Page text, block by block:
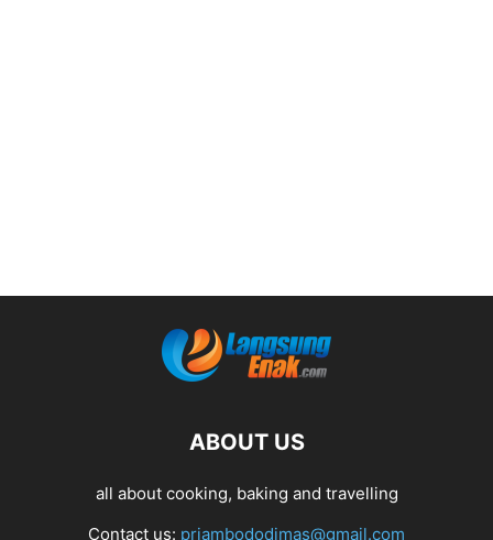
ABOUT US
all about cooking, baking and travelling
Contact us: priambododimas@gmail.com